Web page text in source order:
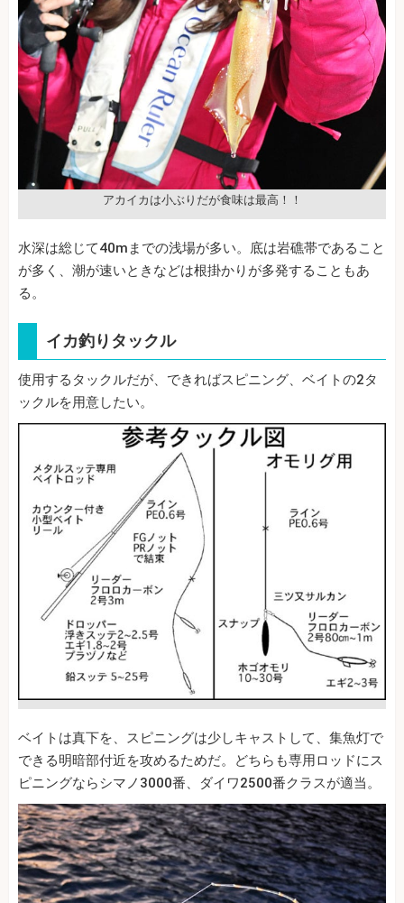
アカイカは小ぶりだが食味は最高！！
水深は総じて40mまでの浅場が多い。底は岩礁帯であること
が多く、潮が速いときなどは根掛かりが多発することもあ
る。
イカ釣りタックル
使用するタックルだが、できればスピニング、ベイトの2タ
ックルを用意したい。
ベイトは真下を、スピニングは少しキャストして、集魚灯で
できる明暗部付近を攻めるためだ。どちらも専用ロッドにス
ピニングならシマノ3000番、ダイワ2500番クラスが適当。